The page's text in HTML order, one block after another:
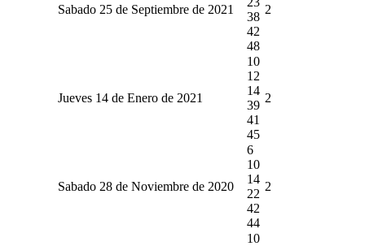
Sabado 25 de Septiembre de 2021
38
42
48
2
Jueves 14 de Enero de 2021
10
12
14
39
41
45
2
Sabado 28 de Noviembre de 2020
6
10
14
22
42
44
2
10